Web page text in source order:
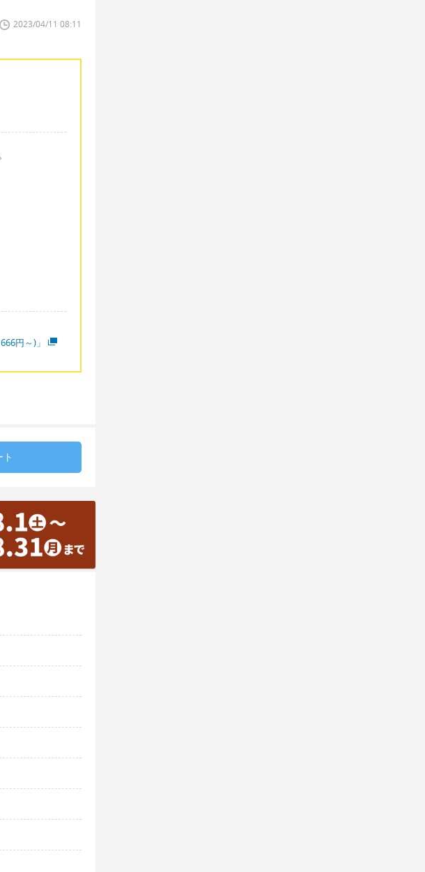
2023/04/11 08:11
円～)」